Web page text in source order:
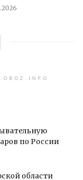
по России
области